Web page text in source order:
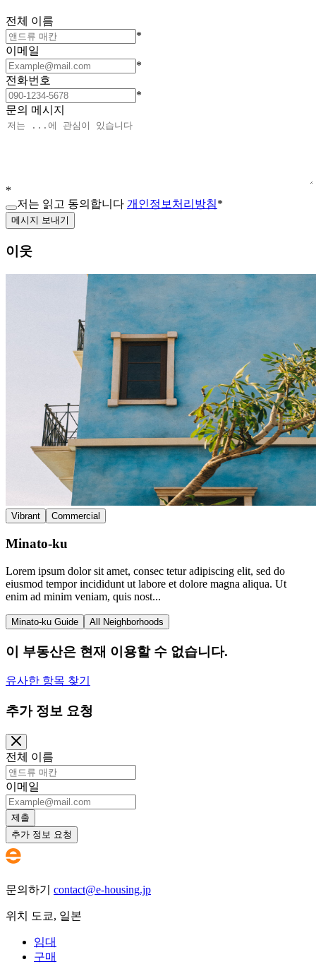
전체 이름
*
이메일
*
전화번호
*
문의 메시지
*
저는 읽고 동의합니다 개인정보처리방침*
메시지 보내기
이웃
Vibrant Commercial
Minato-ku
Lorem ipsum dolor sit amet, consec tetur adipiscing elit, sed do
eiusmod tempor incididunt ut labore et dolore magna aliqua. Ut
enim ad minim veniam, quis nost...
Minato-ku Guide All Neighborhoods
이 부동산은 현재 이용할 수 없습니다.
유사한 항목 찾기
추가 정보 요청
전체 이름
이메일
제출
추가 정보 요청
문의하기 contact@e-housing.jp
위치 도쿄, 일본
임대
구매